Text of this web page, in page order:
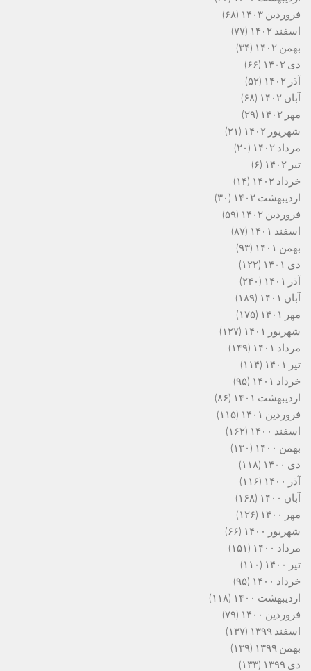
فروردین ۱۴۰۳
(۶۸)
اسفند ۱۴۰۲
(۷۷)
بهمن ۱۴۰۲
(۳۴)
دی ۱۴۰۲
(۶۶)
آذر ۱۴۰۲
(۵۲)
آبان ۱۴۰۲
(۶۸)
مهر ۱۴۰۲
(۲۹)
شهریور ۱۴۰۲
(۲۱)
مرداد ۱۴۰۲
(۲۰)
تیر ۱۴۰۲
(۶)
خرداد ۱۴۰۲
(۱۴)
اردیبهشت ۱۴۰۲
(۳۰)
فروردین ۱۴۰۲
(۵۹)
اسفند ۱۴۰۱
(۸۷)
بهمن ۱۴۰۱
(۹۳)
دی ۱۴۰۱
(۱۲۲)
آذر ۱۴۰۱
(۲۴۰)
آبان ۱۴۰۱
(۱۸۹)
مهر ۱۴۰۱
(۱۷۵)
شهریور ۱۴۰۱
(۱۲۷)
مرداد ۱۴۰۱
(۱۴۹)
تیر ۱۴۰۱
(۱۱۴)
خرداد ۱۴۰۱
(۹۵)
اردیبهشت ۱۴۰۱
(۸۶)
فروردین ۱۴۰۱
(۱۱۵)
اسفند ۱۴۰۰
(۱۶۲)
بهمن ۱۴۰۰
(۱۳۰)
دی ۱۴۰۰
(۱۱۸)
آذر ۱۴۰۰
(۱۱۶)
آبان ۱۴۰۰
(۱۶۸)
مهر ۱۴۰۰
(۱۲۶)
شهریور ۱۴۰۰
(۶۶)
مرداد ۱۴۰۰
(۱۵۱)
تیر ۱۴۰۰
(۱۱۰)
خرداد ۱۴۰۰
(۹۵)
اردیبهشت ۱۴۰۰
(۱۱۸)
فروردین ۱۴۰۰
(۷۹)
اسفند ۱۳۹۹
(۱۳۷)
بهمن ۱۳۹۹
(۱۳۹)
دی ۱۳۹۹
(۱۳۳)